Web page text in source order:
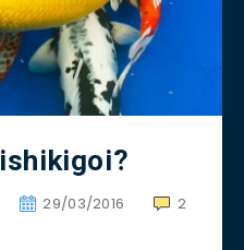
29/03/2016 2